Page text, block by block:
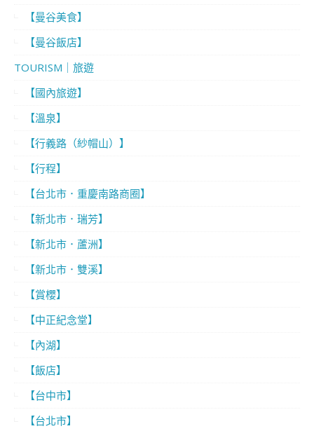
【曼谷美食】
【曼谷飯店】
TOURISM｜旅遊
【國內旅遊】
【溫泉】
【行義路（紗帽山）】
【行程】
【台北市．重慶南路商圈】
【新北市．瑞芳】
【新北市．蘆洲】
【新北市．雙溪】
【賞櫻】
【中正紀念堂】
【內湖】
【飯店】
【台中市】
【台北市】